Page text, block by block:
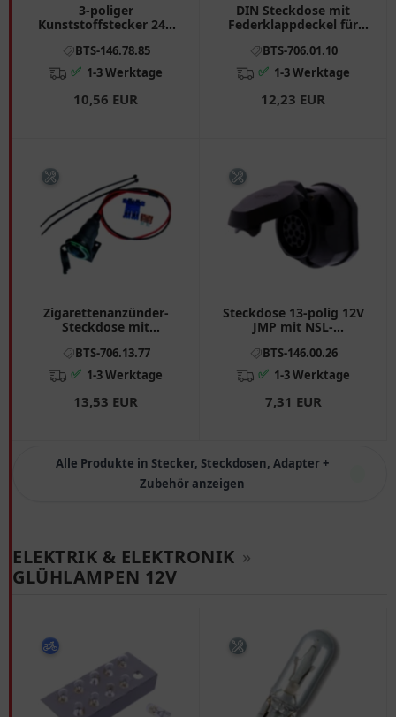
3-poliger
Kunststoffstecker 24V
BTS-146.78.85
✅ 1-3 Werktage
10,56 EUR
DIN Steckdose mit
Federklappdeckel für
BTS-706.01.10
✅ 1-3 Werktage
12,23 EUR
Zigarettenanzünder-
Steckdose mit
BTS-706.13.77
✅ 1-3 Werktage
13,53 EUR
Steckdose 13-polig 12V
JMP mit NSL-
Dichtung
BTS-146.00.26
✅ 1-3 Werktage
7,31 EUR
Alle Produkte in Stecker, Steckdosen, Adapter +
Zubehör anzeigen
ELEKTRIK & ELEKTRONIK »
GLÜHLAMPEN 12V